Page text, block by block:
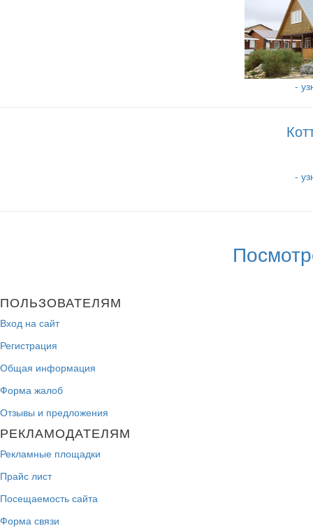
-
-
ПОЛЬЗОВАТЕЛЯМ
Вход на сайт
Регистрация
Общая информация
Форма жалоб
Отзывы и предложения
РЕКЛАМОДАТЕЛЯМ
Рекламные площадки
Прайс лист
Посещаемость сайта
Форма связи